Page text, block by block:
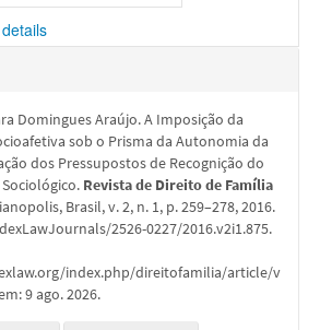
Domingues Araújo. A Imposição da
sob o Prisma da Autonomia da
dos Pressupostos de Recognição do
Revista de Direito de Família
Brasil, v. 2, n. 1, p. 259–278, 2016.
2526-0227/2016.v2i1.875.
index.php/direitofamilia/article/v
9 ago. 2026.